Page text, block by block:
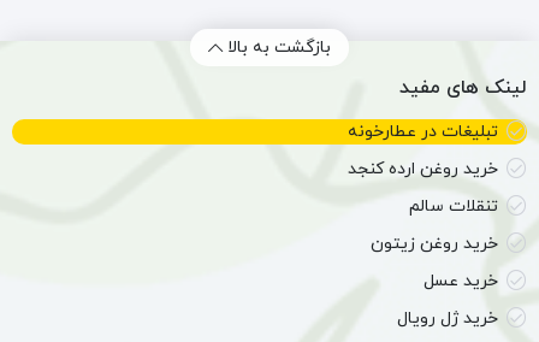
بازگشت به بالا
لینک های مفید
تبلیغات در عطارخونه
خرید روغن ارده کنجد
تنقلات سالم
خرید روغن زیتون
خرید عسل
خرید ژل رویال